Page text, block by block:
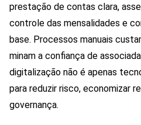
prestação de contas clara,
controle das mensalidades e
base. Processos manuais
minam a confiança de
digitalização não é apenas
para reduzir risco, economizar
governança.